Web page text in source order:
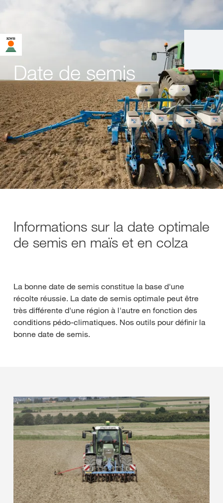
Date de semis
Informations sur la date optimale
de semis en maïs et en colza
La bonne date de semis constitue la base d'une
récolte réussie. La date de semis optimale peut être
très différente d'une région à l'autre en fonction des
conditions pédo-climatiques. Nos outils pour définir la
bonne date de semis.